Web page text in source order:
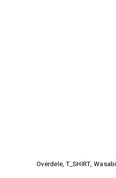
Overdele,T_SHIRT,